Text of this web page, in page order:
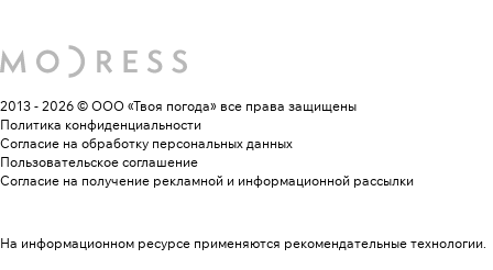
2013 - 2026 © ООО «Твоя погода» все права защищены
Политика конфиденциальности
Согласие на обработку персональных данных
Пользовательское соглашение
Согласие на получение рекламной и информационной рассылки
На информационном ресурсе применяются рекомендательные технологии.